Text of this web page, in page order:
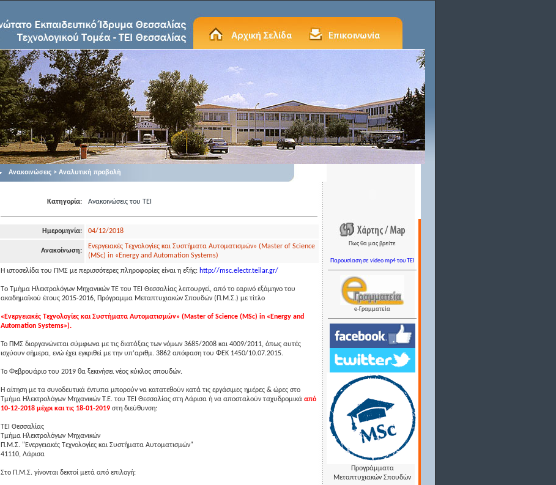
Ανακοινώσεις > Αναλυτική προβολή
Κατηγορία: Ανακοινώσεις του ΤΕΙ
Ημερομηνία: 04/12/2018
Ανακοίνωση:
Ενεργειακές Τεχνολογίες και Συστήματα Αυτοματισμών» (Master of Science
(MSc) in «Energy and Automation Systems)
Η ιστοσελίδα του ΠΜΣ με περισσότερες πληροφορίες είναι η εξής: http://msc.electr.teilar.gr/
Tο Τμήμα Ηλεκτρολόγων Μηχανικών ΤΕ του ΤΕΙ Θεσσαλίας λειτουργεί, από το εαρινό εξάμηνο του
ακαδημαϊκού έτους 2015-2016, Πρόγραμμα Μεταπτυχιακών Σπουδών (Π.Μ.Σ.) με τίτλο
«Ενεργειακές Τεχνολογίες και Συστήματα Αυτοματισμών» (Master of Science (MSc) in «Energy and
Automation Systems»).
Το ΠΜΣ διοργανώνεται σύμφωνα με τις διατάξεις των νόμων 3685/2008 και 4009/2011, όπως αυτές
ισχύουν σήμερα, ενώ έχει εγκριθεί με την υπ’αριθμ. 3862 απόφαση του ΦΕΚ 1450/10.07.2015.
Το Φεβρουάριο του 2019 θα ξεκινήσει νέος κύκλος σπουδών.
Η αίτηση με τα συνοδευτικά έντυπα μπορούν να κατατεθούν κατά τις εργάσιμες ημέρες & ώρες στο
Τμήμα Ηλεκτρολόγων Μηχανικών Τ.Ε. του ΤΕΙ Θεσσαλίας στη Λάρισα ή να αποσταλούν ταχυδρομικά από
10-12-2018 μέχρι και τις 18-01-2019στη διεύθυνση:
ΤΕΙ Θεσσαλίας
Τμήμα Ηλεκτρολόγων Μηχανικών
Π.Μ.Σ. "Ενεργειακές Τεχνολογίες και Συστήματα Αυτοματισμών"
41110, Λάρισα
Στο Π.Μ.Σ. γίνονται δεκτοί μετά από επιλογή:
Πως θα μας βρείτε
Παρουσίαση σε video mp4 του TEI
e-Γραμματεία
Προγράμματα
Μεταπτυχιακών Σπουδών